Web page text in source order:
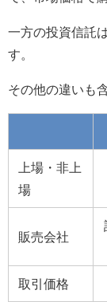
一方の投資信託
す。
その他の違いも
上場・非上
場
販売会社
取引価格